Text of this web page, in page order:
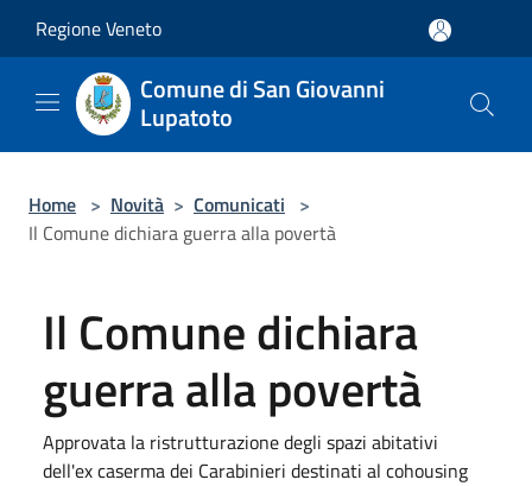
Regione Veneto
Comune di San Giovanni
Lupatoto
Home > Novità > Comunicati >
Il Comune dichiara guerra alla povertà
Il Comune dichiara
guerra alla povertà
Approvata la ristrutturazione degli spazi abitativi
dell'ex caserma dei Carabinieri destinati al cohousing